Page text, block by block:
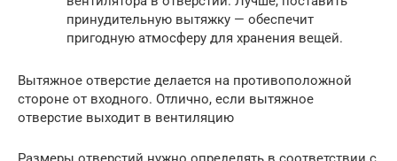
принудительную вытяжку — обеспечит
пригодную атмосферу для хранения вещей.
Вытяжное отверстие делается на противоположной
стороне от входного. Отлично, если вытяжное
отверстие выходит в вентиляцию